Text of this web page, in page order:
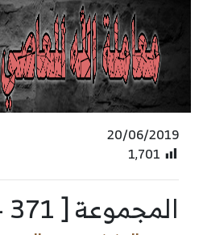
20/06/2019
1٬701
المجموعة [ 371 – 374 ]